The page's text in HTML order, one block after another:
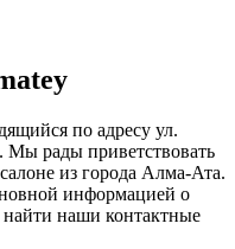
по адресу ул.
Мы рады приветствовать
из города Алма-Ата.
информацией о
наши контактные